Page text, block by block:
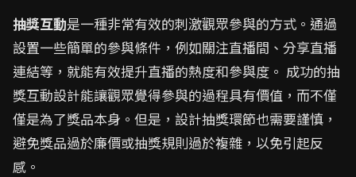
抽獎互動是一種非常有效的刺激觀眾參與的方式。通過
設置一些簡單的參與條件，例如關注直播間、分享直播
連結等，就能有效提升直播的熱度和參與度。 成功的抽
獎互動設計能讓觀眾覺得參與的過程具有價值，而不僅
僅是為了獎品本身。但是，設計抽獎環節也需要謹慎，
避免獎品過於廉價或抽獎規則過於複雜，以免引起反
感。